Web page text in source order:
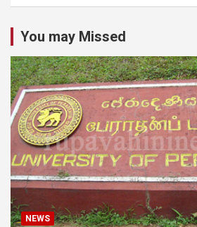
You may Missed
NEWS